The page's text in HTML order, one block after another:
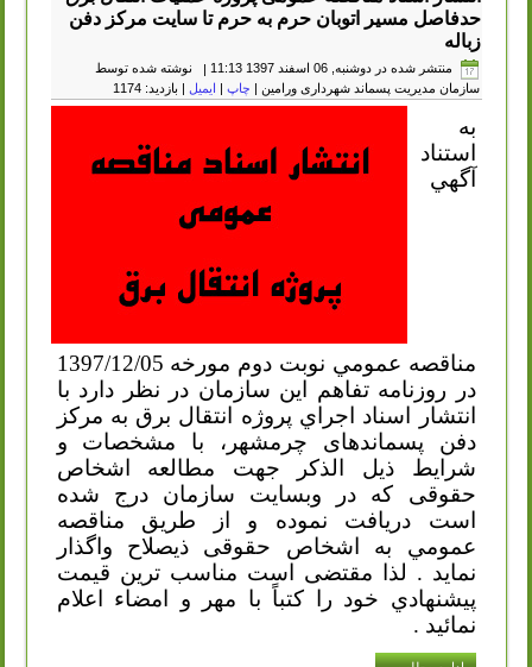
حدفاصل مسیر اتوبان حرم به حرم تا سایت مرکز دفن
زباله
منتشر شده در دوشنبه, 06 اسفند 1397 11:13 |
نوشته شده توسط
سازمان مدیریت پسماند شهرداری ورامین | چاپ | ایمیل | بازدید: 1174
به
استناد
آگهي
مناقصه عمومي نوبت دوم مورخه 1397/12/05
در روزنامه تفاهم این سازمان در نظر دارد با
انتشار اسناد اجراي پروژه انتقال برق به مرکز
دفن پسماندهای چرمشهر، با مشخصات و
شرايط ذیل الذکر جهت مطالعه اشخاص
حقوقی که در وبسایت سازمان درج شده
است دریافت نموده و از طریق مناقصه
عمومي به اشخاص حقوقی ذیصلاح واگذار
نماید . لذا مقتضی است مناسب ترین قیمت
پيشنهادي خود را كتباً با مهر و امضاء اعلام
نمائيد .